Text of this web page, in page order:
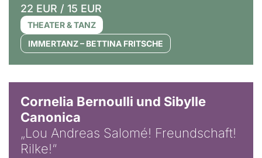
22 EUR / 15 EUR
THEATER & TANZ
IMMERTANZ – BETTINA FRITSCHE
Cornelia Bernoulli und Sibylle
Canonica
„Lou Andreas Salomé! Freundschaft!
Rilke!“